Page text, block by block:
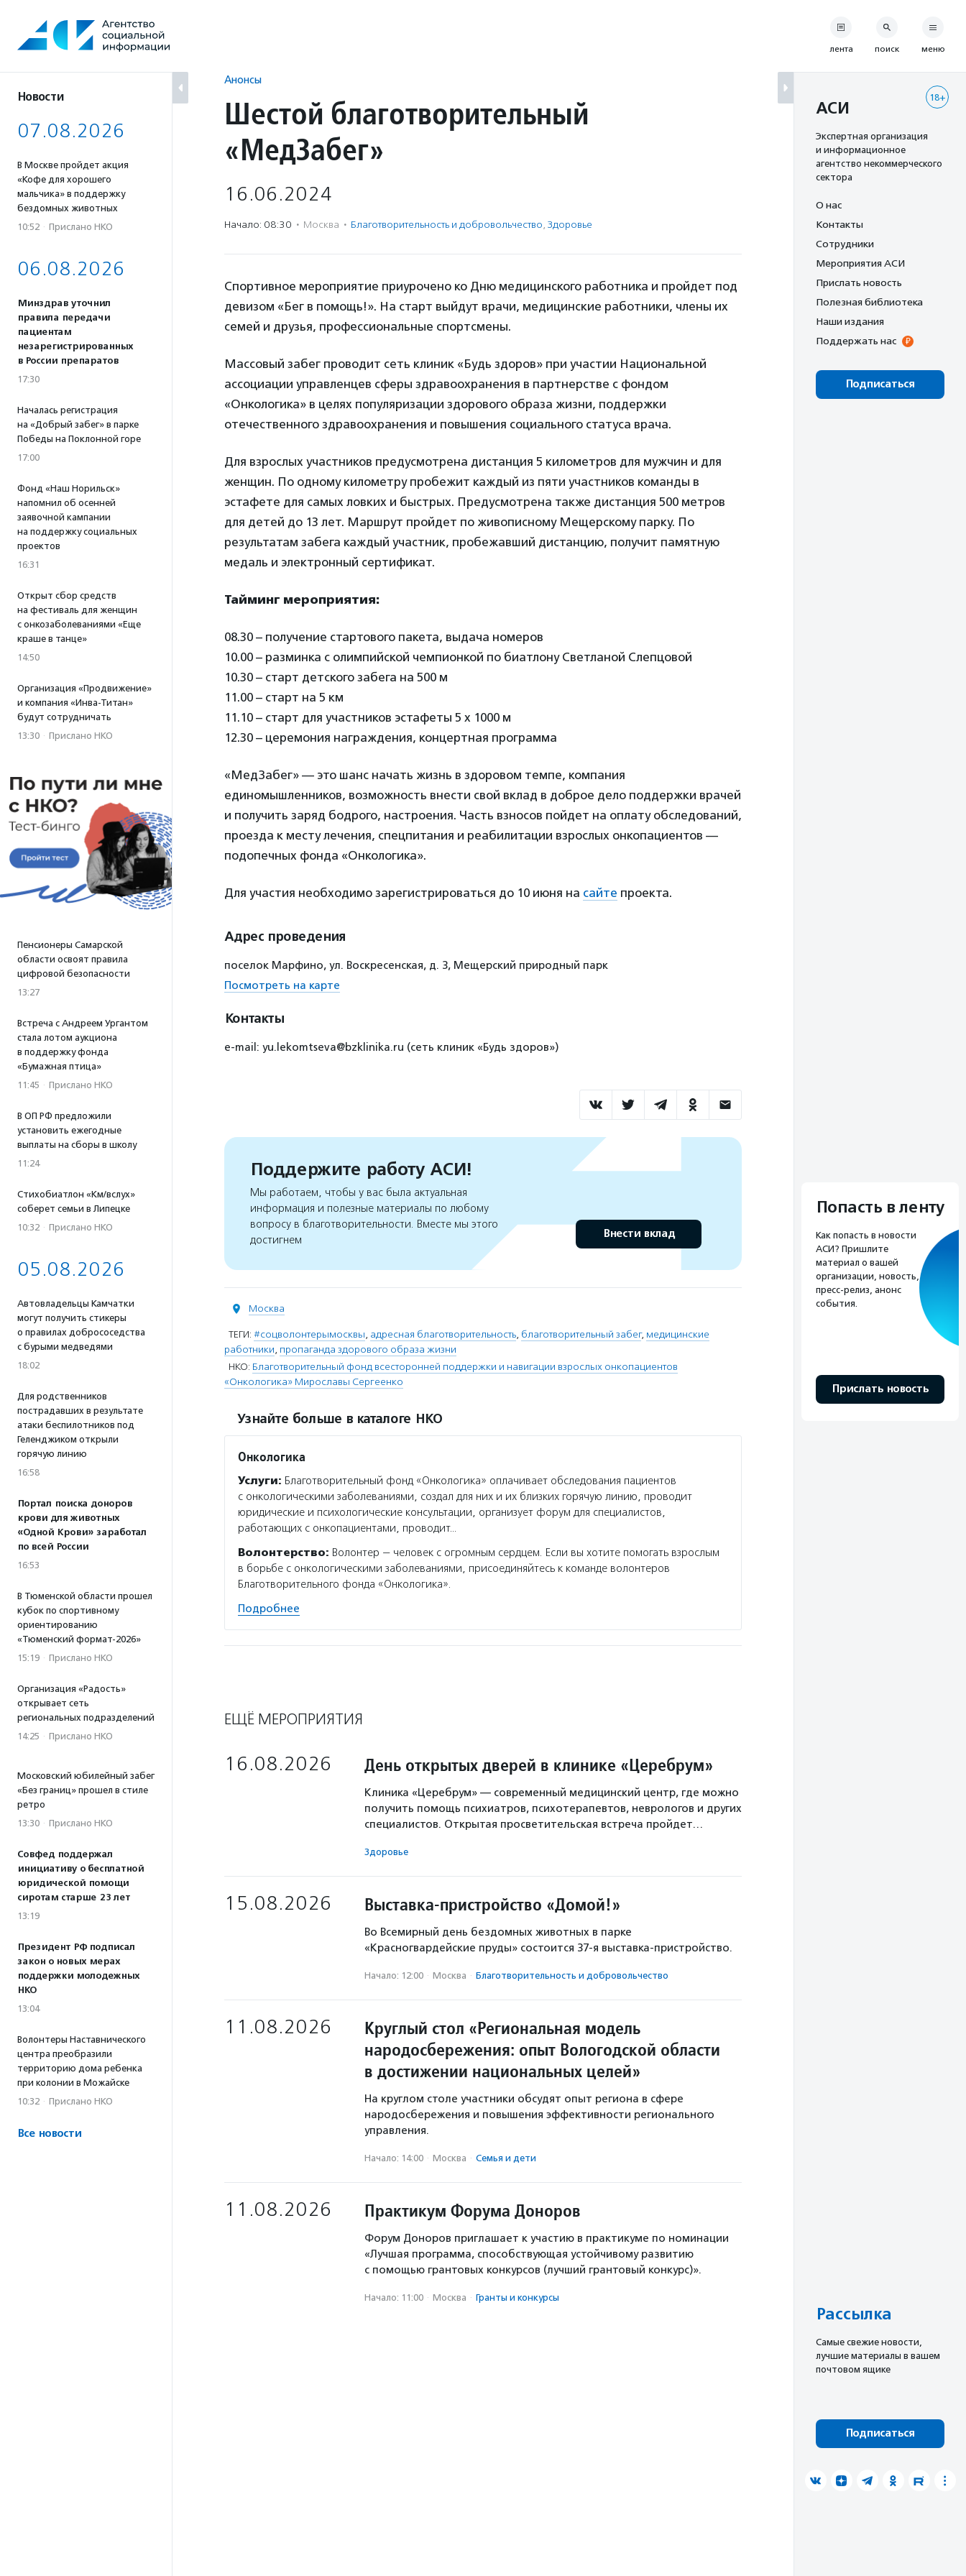
содержанию
Новости
07.08.2026
В Москве пройдет акция
«Кофе для хорошего
мальчика» в поддержку
бездомных животных
10:52 · Прислано НКО
06.08.2026
Минздрав уточнил
правила передачи
пациентам
незарегистрированных
в России препаратов
17:30
Началась регистрация
на «Добрый забег» в парке
Победы на Поклонной горе
17:00
Фонд «Наш Норильск»
напомнил об осенней
заявочной кампании
на поддержку социальных
проектов
16:31
Открыт сбор средств
на фестиваль для женщин
с онкозаболеваниями «Еще
краше в танце»
14:50
Организация «Продвижение»
и компания «Инва-Титан»
будут сотрудничать
13:30 · Прислано НКО
Пенсионеры Самарской
области освоят правила
цифровой безопасности
13:27
Встреча с Андреем Ургантом
стала лотом аукциона
в поддержку фонда
«Бумажная птица»
11:45 · Прислано НКО
В ОП РФ предложили
установить ежегодные
выплаты на сборы в школу
11:24
Стихобиатлон «Км/вслух»
соберет семьи в Липецке
10:32 · Прислано НКО
05.08.2026
Автовладельцы Камчатки
могут получить стикеры
о правилах добрососедства
с бурыми медведями
18:02
Для родственников
пострадавших в результате
атаки беспилотников под
Геленджиком открыли
горячую линию
16:58
Портал поиска доноров
крови для животных
«Одной Крови» заработал
по всей России
16:53
В Тюменской области прошел
кубок по спортивному
ориентированию
«Тюменский формат-2026»
15:19 · Прислано НКО
Организация «Радость»
открывает сеть
региональных подразделений
14:25 · Прислано НКО
Московский юбилейный забег
«Без границ» прошел в стиле
ретро
13:30 · Прислано НКО
Совфед поддержал
инициативу о бесплатной
юридической помощи
сиротам старше 23 лет
13:19
Президент РФ подписал
закон о новых мерах
поддержки молодежных
НКО
13:04
Волонтеры Наставнического
центра преобразили
территорию дома ребенка
при колонии в Можайске
10:32 · Прислано НКО
Все новости
Анонсы
Шестой благотворительный
«МедЗабег»
16.06.2024
Начало: 08:30 · Москва · Благотвори­тель­ность и доброволь­чест­во, Здоровье
Спортивное мероприятие приурочено ко Дню медицинского работника и пройдет под
девизом «Бег в помощь!». На старт выйдут врачи, медицинские работники, члены их
семей и друзья, профессиональные спортсмены.
Массовый забег проводит сеть клиник «Будь здоров» при участии Национальной
ассоциации управленцев сферы здравоохранения в партнерстве с фондом
«Онкологика» в целях популяризации здорового образа жизни, поддержки
отечественного здравоохранения и повышения социального статуса врача.
Для взрослых участников предусмотрена дистанция 5 километров для мужчин и для
женщин. По одному километру пробежит каждый из пяти участников команды в
эстафете для самых ловких и быстрых. Предусмотрена также дистанция 500 метров
для детей до 13 лет. Маршрут пройдет по живописному Мещерскому парку. По
результатам забега каждый участник, пробежавший дистанцию, получит памятную
медаль и электронный сертификат.
Тайминг мероприятия:
08.30 – получение стартового пакета, выдача номеров
10.00 – разминка с олимпийской чемпионкой по биатлону Светланой Слепцовой
10.30 – старт детского забега на 500 м
11.00 – старт на 5 км
11.10 – старт для участников эстафеты 5 х 1000 м
12.30 – церемония награждения, концертная программа
«МедЗабег» — это шанс начать жизнь в здоровом темпе, компания
единомышленников, возможность внести свой вклад в доброе дело поддержки врачей
и получить заряд бодрого, настроения. Часть взносов пойдет на оплату обследований,
проезда к месту лечения, спецпитания и реабилитации взрослых онкопациентов —
подопечных фонда «Онкологика».
Для участия необходимо зарегистрироваться до 10 июня на сайте проекта.
Адрес проведения
поселок Марфино, ул. Воскресенская, д. 3, Мещерский природный парк
Посмотреть на карте
Контакты
e-mail: yu.lekomtseva@bzklinika.ru (сеть клиник «Будь здоров»)
Поддержите работу АСИ!
Мы работаем, чтобы у вас была актуальная
информация и полезные материалы по любому
вопросу в благотворительности. Вместе мы этого
достигнем
Внести вклад
Москва
ТЕГИ: #соцволонтерымосквы, адресная благотворительность, благотворительный забег, медицинские
работники, пропаганда здорового образа жизни
НКО: Благотворительный фонд всесторонней поддержки и навигации взрослых онкопациентов
«Онкологика» Мирославы Сергеенко
Узнайте больше в каталоге НКО
Онкологика
Услуги: Благотворительный фонд «Онкологика» оплачивает обследования пациентов
с онкологическими заболеваниями, создал для них и их близких горячую линию, проводит
юридические и психологические консультации, организует форум для специалистов,
работающих с онкопациентами, проводит…
Волонтерство: Волонтер — человек с огромным сердцем. Если вы хотите помогать взрослым
в борьбе с онкологическими заболеваниями, присоединяйтесь к команде волонтеров
Благотворительного фонда «Онкологика».
Подробнее
ЕЩЁ МЕРОПРИЯТИЯ
16.08.2026 День открытых дверей в клинике «Церебрум»
Клиника «Церебрум» — современный медицинский центр, где можно
получить помощь психиатров, психотерапевтов, неврологов и других
специалистов. Открытая просветительская встреча пройдет…
Здоровье
15.08.2026 Выставка-пристройство «Домой!»
Во Всемирный день бездомных животных в парке
«Красногвардейские пруды» состоится 37-я выставка-пристройство.
Начало: 12:00 · Москва · Благотвори­тель­ность и доброволь­чест­во
11.08.2026
Круглый стол «Региональная модель
народосбережения: опыт Вологодской области
в достижении национальных целей»
На круглом столе участники обсудят опыт региона в сфере
народосбережения и повышения эффективности регионального
управления.
Начало: 14:00 · Москва · Семья и дети
11.08.2026 Практикум Форума Доноров
Форум Доноров приглашает к участию в практикуме по номинации
«Лучшая программа, способствующая устойчивому развитию
с помощью грантовых конкурсов (лучший грантовый конкурс)».
Начало: 11:00 · Москва · Гранты и конкурсы
лента поиск меню
18+
АСИ
Экспертная организация
и информационное
агентство некоммерческого
сектора
О нас
Контакты
Сотрудники
Мероприятия АСИ
Прислать новость
Полезная библиотека
Наши издания
Поддержать нас
Подписаться
Попасть в ленту
Как попасть в новости
АСИ? Пришлите
материал о вашей
организации, новость,
пресс-релиз, анонс
события.
Прислать новость
Рассылка
Cамые свежие новости,
лучшие материалы в вашем
почтовом ящике
Подписаться